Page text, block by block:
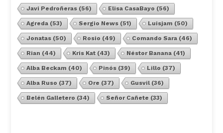
Javi Pedroñeras(56) Elisa CasaBayo (56)
Agreda(53) Sergio News(51) Luisjam (50)
Jonatas(50) Rosio (49) Comando Sara(46)
Rian (44) Kris Kat(43) Néstor Banana(41)
Alba Beckam (40) Pinós(39) Lillo (37)
Alba Ruso (37) Ore (37) Gusvil(36)
Belén Galletero (34) Señor Cañete (33)